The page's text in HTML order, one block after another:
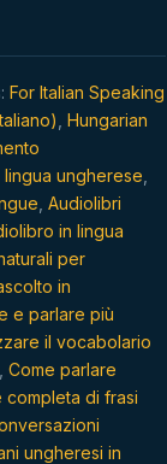
For Italian Speaking
Hungarian
ungherese
Audiolibri
in lingua
per
in
e parlare più
il vocabolario
Come parlare
completa di frasi
ungheresi in